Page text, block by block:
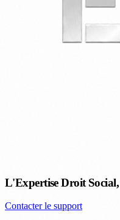
L'Expertise Droit
Contacter le support